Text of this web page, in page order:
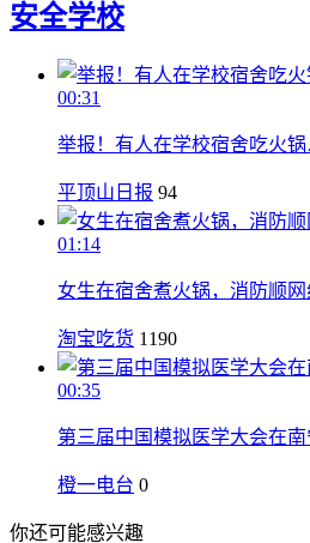
安全学校
00:31
举报！有人在学校宿舍吃火
平顶山日报 94
01:14
女生在宿舍煮火锅，消防顺网
淘宝吃货 1190
00:35
第三届中国模拟医学大会在
橙一电台 0
你还可能感兴趣